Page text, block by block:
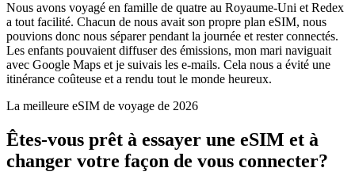
Nous avons voyagé en famille de quatre au Royaume-Uni et Redex
a tout facilité. Chacun de nous avait son propre plan eSIM, nous
pouvions donc nous séparer pendant la journée et rester connectés.
Les enfants pouvaient diffuser des émissions, mon mari naviguait
avec Google Maps et je suivais les e-mails. Cela nous a évité une
itinérance coûteuse et a rendu tout le monde heureux.
La meilleure eSIM de voyage de 2026
Êtes-vous prêt à essayer une eSIM et à
changer votre façon de vous connecter?